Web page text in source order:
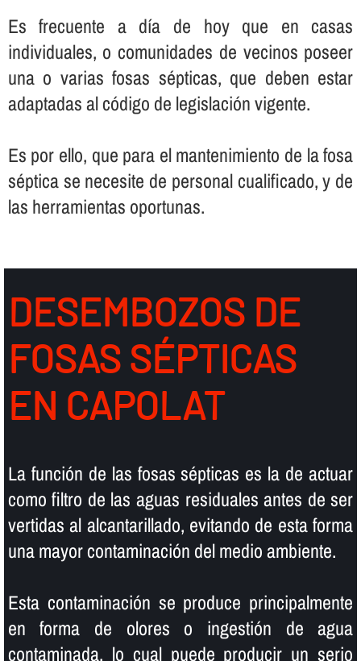
Es frecuente a dí­a de hoy que en casas
individuales, o comunidades de vecinos poseer
una o varias fosas sépticas, que deben estar
adaptadas al código de legislación vigente.
Es por ello, que para el mantenimiento de la fosa
séptica se necesite de personal cualificado, y de
las herramientas oportunas.
DESEMBOZOS DE
FOSAS SÉPTICAS
EN CAPOLAT
La función de las fosas sépticas es la de actuar
como filtro de las aguas residuales antes de ser
vertidas al alcantarillado, evitando de esta forma
una mayor contaminación del medio ambiente.
Esta contaminación se produce principalmente
en forma de olores o ingestión de agua
contaminada, lo cual puede producir un serio